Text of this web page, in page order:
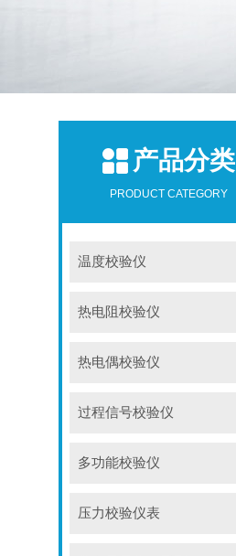
产品分类
PRODUCT CATEGORY
温度校验仪
热电阻校验仪
热电偶校验仪
过程信号校验仪
多功能校验仪
压力校验仪表